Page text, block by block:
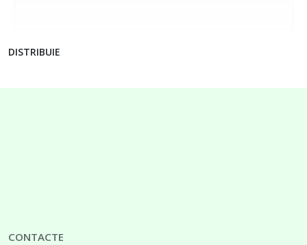
DISTRIBUIE
CONTACTE